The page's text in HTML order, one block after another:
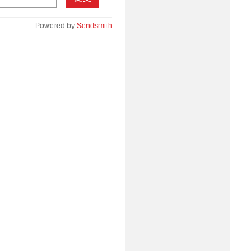
Powered by Sendsmith